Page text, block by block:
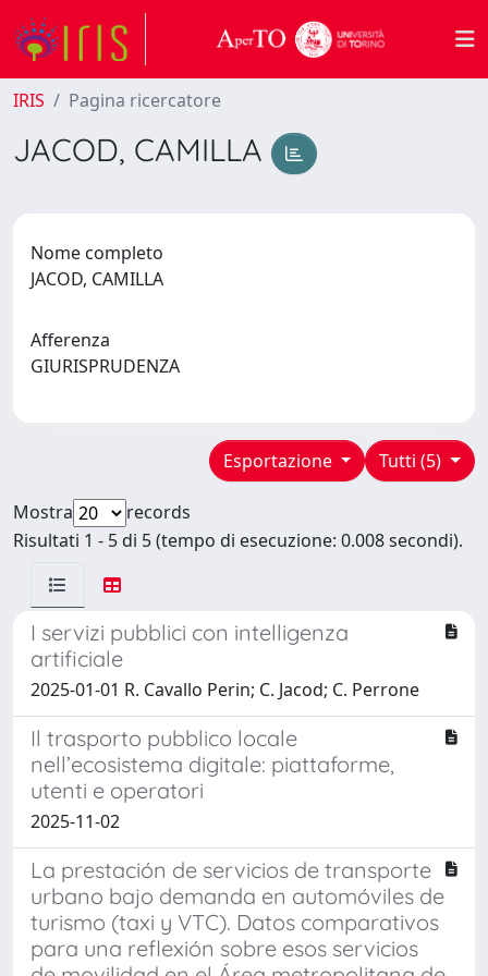
IRIS Pagina ricercatore
JACOD, CAMILLA
Nome completo
JACOD, CAMILLA
Afferenza
GIURISPRUDENZA
Tutti (5)
Esportazione
Mostra
records
Risultati 1 - 5 di 5 (tempo di esecuzione: 0.008 secondi).
I servizi pubblici con intelligenza
artificiale
2025-01-01 R. Cavallo Perin; C. Jacod; C. Perrone
Il trasporto pubblico locale
nell’ecosistema digitale: piattaforme,
utenti e operatori
2025-11-02
La prestación de servicios de transporte
urbano bajo demanda en automóviles de
turismo (taxi y VTC). Datos comparativos
para una reflexión sobre esos servicios